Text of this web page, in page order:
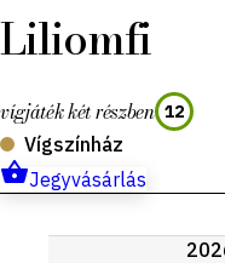
Liliomfi
vígjáték két részben 12
Vígszínház
Jegyvásárlás
Következő